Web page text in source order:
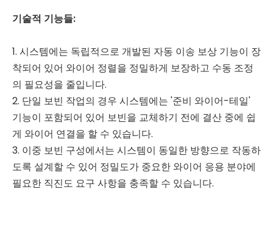
기술적 기능들:
1. 시스템에는 독립적으로 개발된 자동 이송 보상 기능이 장
착되어 있어 와이어 정렬을 정밀하게 보장하고 수동 조정
의 필요성을 줄입니다.
2. 단일 보빈 작업의 경우 시스템에는 '준비 와이어-테일'
기능이 포함되어 있어 보빈을 교체하기 전에 결산 중에 쉽
게 와이어 연결을 할 수 있습니다.
3. 이중 보빈 구성에서는 시스템이 동일한 방향으로 작동하
도록 설계할 수 있어 정밀도가 중요한 와이어 응용 분야에
필요한 직진도 요구 사항을 충족할 수 있습니다.